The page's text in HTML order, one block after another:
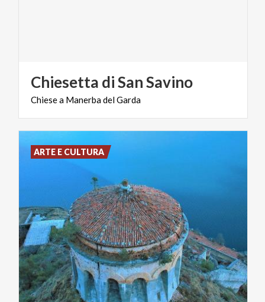
Chiesetta diSanSavino
Chiesea ManerbadelGarda
ARTE E CULTURA